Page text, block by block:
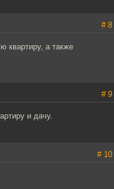
# 8
квартиру, а также
# 9
и дачу.
# 10